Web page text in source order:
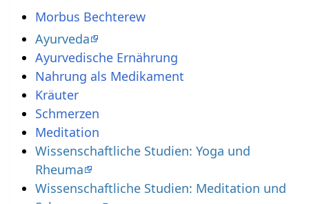
Morbus Bechterew
Ayurveda
Ayurvedische Ernährung
Nahrung als Medikament
Kräuter
Schmerzen
Meditation
Wissenschaftliche Studien: Yoga und
Rheuma
Wissenschaftliche Studien: Meditation und